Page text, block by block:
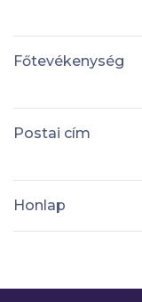
Főtevékenység
Postai cím
Honlap